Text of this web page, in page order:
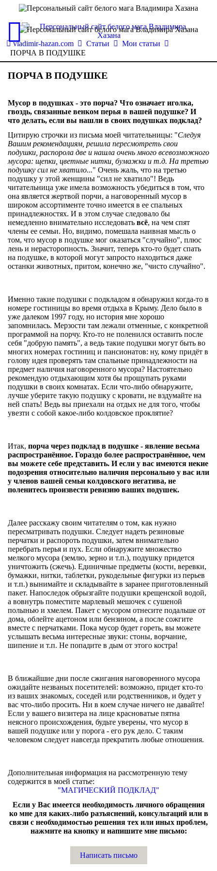
vladimir-hazan.com Статьи
Мои статьи
ПОРЧА В ПОДУШКЕ
ПОРЧА В ПОДУШКЕ
Мусор в подушках - это порча? Что означает иголка,
гвоздь, связанные венком перья в вашей подушке? И
что делать, если вы нашли в своих подушках подклад?
Цитирую строчки из письма моей читательницы: "Следуя
Вашим рекомендациям, решила пересмотреть свои
подушки, распорола две и нашла очень много всевозможного
мусора: щепки, цветные нитки, бумажки и т.д. На третью
подушку сил не хватило..." Очень жаль, что на третью
подушку у этой женщины "сил не хватило"! Ведь
читательница уже имела возможность убедиться в том, что
она является жертвой порчи, а наговоренный мусор в
широком ассортименте точно имеется в ее спальных
принадлежностях. И в этом случае следовало бы
немедленно внимательно исследовать всё, на чем спят
члены ее семьи. Но, видимо, помешала наивная мысль о
том, что мусор в подушке мог оказаться "случайно", плюс
лень и нерасторопность. Значит, теперь кто-то будет спать
на подушке, в которой могут запросто находиться даже
останки животных, притом, конечно же, "чисто случайно".
Именно такие подушки с подкладом я обнаружил когда-то в
номере гостиницы во время отдыха в Крыму. Дело было в
уже далеком 1997 году, но история мне хорошо
запомнилась. Мерзости там лежали отменные, с конкретной
программой на порчу. Кто-то не поленился оставить после
себя "добрую память", а ведь такие подушки могут быть во
многих номерах гостиниц и пансионатов: ну, кому придёт в
голову идея проверять там спальные принадлежности на
предмет наличия наговоренного мусора? Настоятельно
рекомендую отдыхающим хотя бы прощупать руками
подушки в своих комнатах. Если что-либо обнаружите,
лучше уберите такую подушку с кровати, не вздумайте на
ней спать! Ведь вы приехали на отдых не для того, чтобы
увезти с собой какое-либо колдовское проклятие?
Итак, порча через подклад в подушке - явление весьма
распространённое. Гораздо более распространённое, чем
вы можете себе представить. И если у вас имеются некие
подозрения относительно наличия персонально у вас или
у членов вашей семьи колдовского негатива, не
поленитесь произвести ревизию ваших подушек.
Далее расскажу своим читателям о том, как нужно
пересматривать подушки. Следует надеть резиновые
перчатки и распороть подушки, затем внимательно
перебрать перья и пух. Если обнаружите множество
мелкого мусора (землю, зерно и т.п.), подушку придется
уничтожить (сжечь). Единичные предметы (кости, веревки,
бумажки, нитки, таблетки, рукодельные фигурки из перьев
и т.п.) вынимайте и складывайте в заранее приготовленный
пакет. Напоследок обрызгайте подушки крещенской водой,
а вовнутрь поместите марлевый мешочек с сушеной
полынью и хмелем. Пакет с мусором отнесите подальше от
дома, облейте ацетоном или бензином, а после сожгите
вместе с перчатками. Пока мусор будет гореть, вы можете
услышать весьма интересные звуки: стоны, ворчание,
шипение и т.п. Не попадите в дым от этого костра!
В ближайшие дни после сжигания наговоренного мусора
ожидайте незваных посетителей: возможно, придет кто-то
из ваших знакомых, соседей или родственников, и будет у
вас что-либо просить. Ни в коем случае ничего не давайте!
Если у вашего визитера на лице красноватые пятна
неясного происхождения, будьте уверены, что мусор в
вашей подушке или у порога - его рук дело. С таким
человеком следует навсегда прекратить любые отношения.
Дополнительная информация на рассмотренную тему
содержится в моей статье:
"МАГИЧЕСКИЙ ПОДКЛАД"
Если у Вас имеется необходимость личного обращения
ко мне для каких-либо разъяснений, консультаций или в
связи с необходимостью решения тех или иных проблем,
нажмите на кнопку и напишите мне письмо:
Написать письмо